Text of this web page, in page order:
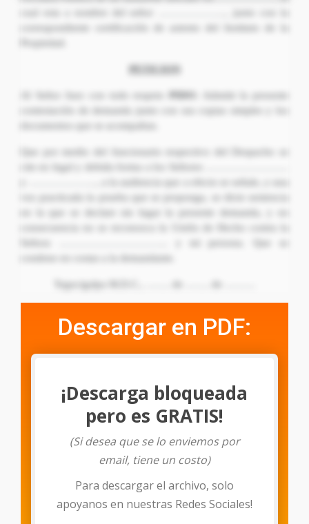
PETICION
cite en legal y debida forma a los Señores ……………………
vez practicada la prueba que se proponga, se dicte sentencia
en la que se declare sin lugar la presente demanda, y en
Tegucigalpa M.D.C., ……. de ……. de ………
Descargar en PDF:
Descargar
¡Descarga bloqueada
pero es GRATIS!
(Si desea que se lo enviemos por
email, tiene un costo)
Para descargar el archivo, solo
apoyanos en nuestras Redes Sociales!